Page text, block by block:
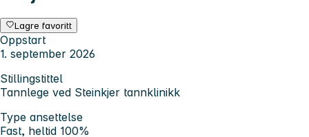
Lagre favoritt
Oppstart
1. september 2026
Stillingstittel
Tannlege ved Steinkjer tannklinikk
Type ansettelse
Fast, heltid 100%